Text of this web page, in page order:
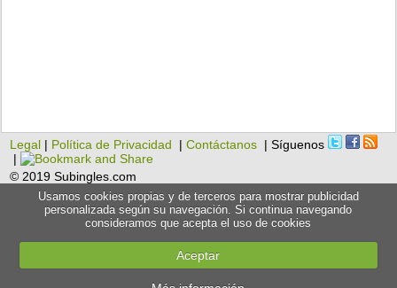
Legal | Política de Privacidad |Contáctanos | Síguenos
|
© 2019 Subingles.com
Usamos cookies propias y de terceros para mostrar publicidad
personalizada según su navegación. Si continua navegando
consideramos que acepta el uso de cookies
Aceptar